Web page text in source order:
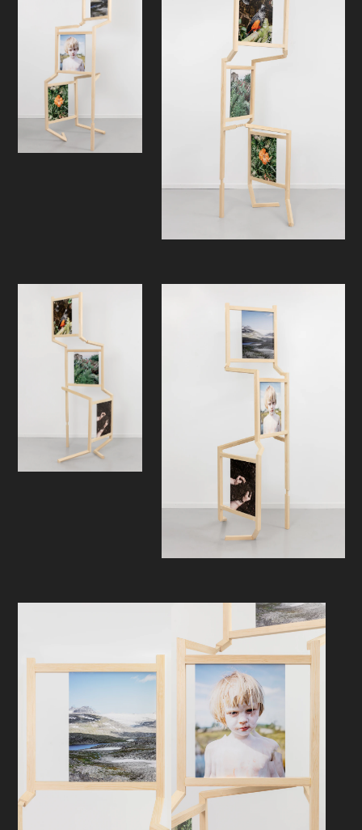
håp om at fremtiden kan formes
gjennom aktive valg og en
bevissthet om hvordan vi forholder
oss til miljøet, men også til
hverandre. I utstillingen møter vi et
skulpturelt verk som strekker seg
oppover og som vender seg i ulike
retninger, og kan betraktes som en
representasjon for en
menneskeskikkelse eller en organisk
vekst i utvikling. De seks fotografiske
bestanddeler og menneskets
posisjon i forhold til dem, og blir
således bærere av referanser.
Samtidig innehar de en ambivalens
som strekker seg utenfor det som er
blot synlig for oss. Som betrakter
kreves det en aktiv deltagelse: for å
oppdage motivene, må du bevege
deg rundt skulpturen. Først da vil nye
betydningslag synliggjøre seg, og
nye medieringer ta form. Utstillingen
inviterer på denne måten til
refleksjoner rundt forholdet mellom
fremtidsoptimisme på et
eksistensielt og allmennmenneskelig
Hvilke muligheter har vi?